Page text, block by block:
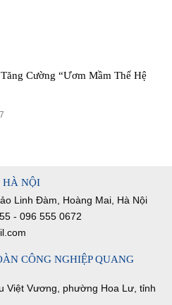
Cường “Ươm Mầm Thế Hệ
HÀ NỘI
Linh Đàm, Hoàng Mai, Hà Nội
- 096 555 0672
CÔNG NGHIỆP QUANG
Việt Vương, phường Hoa Lư, tỉnh